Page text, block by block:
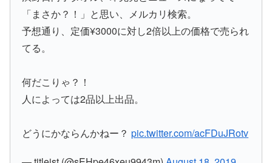
「まさか？！」と思い、メルカリ検索。
予想通り、定価¥3000に対し2倍以上の価格で売られ
てる。
何だこりゃ？！
人によっては2品以上出品。
どうにかならんかねー？pic.twitter.com/acFDuJRotv